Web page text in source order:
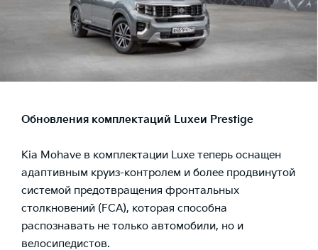
Обновления комплектаций Luxeи Prestige
Kia Mohave в комплектации Luxe теперь оснащен
адаптивным круиз-контролем и более продвинутой
системой предотвращения фронтальных
столкновений (FCA), которая способна
распознавать не только автомобили, но и
велосипедистов.